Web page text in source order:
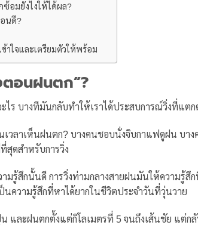
อมยังไงให้ได้ผล?
อนดี?
าใจและเตรียมตัวให้พร้อม
อนฝนตก”?
ไร บางทีมันกลับทำให้เราได้ประสบการณ์วิ่งที่แต
เวลาเห็นฝนตก? บางคนชอบนั่งจิบกาแฟดูฝน บา
สุดสำหรับการวิ่ง
ามรู้สึกนั้นดี การวิ่งท่ามกลางสายฝนมันให้ความรู้สึ
นความรู้สึกที่หาได้ยากในชีวิตประจำวันที่วุ่นวาย
และฝนตกตั้งแต่กิโลเมตรที่ 5 จนถึงเส้นชัย แต่กลั